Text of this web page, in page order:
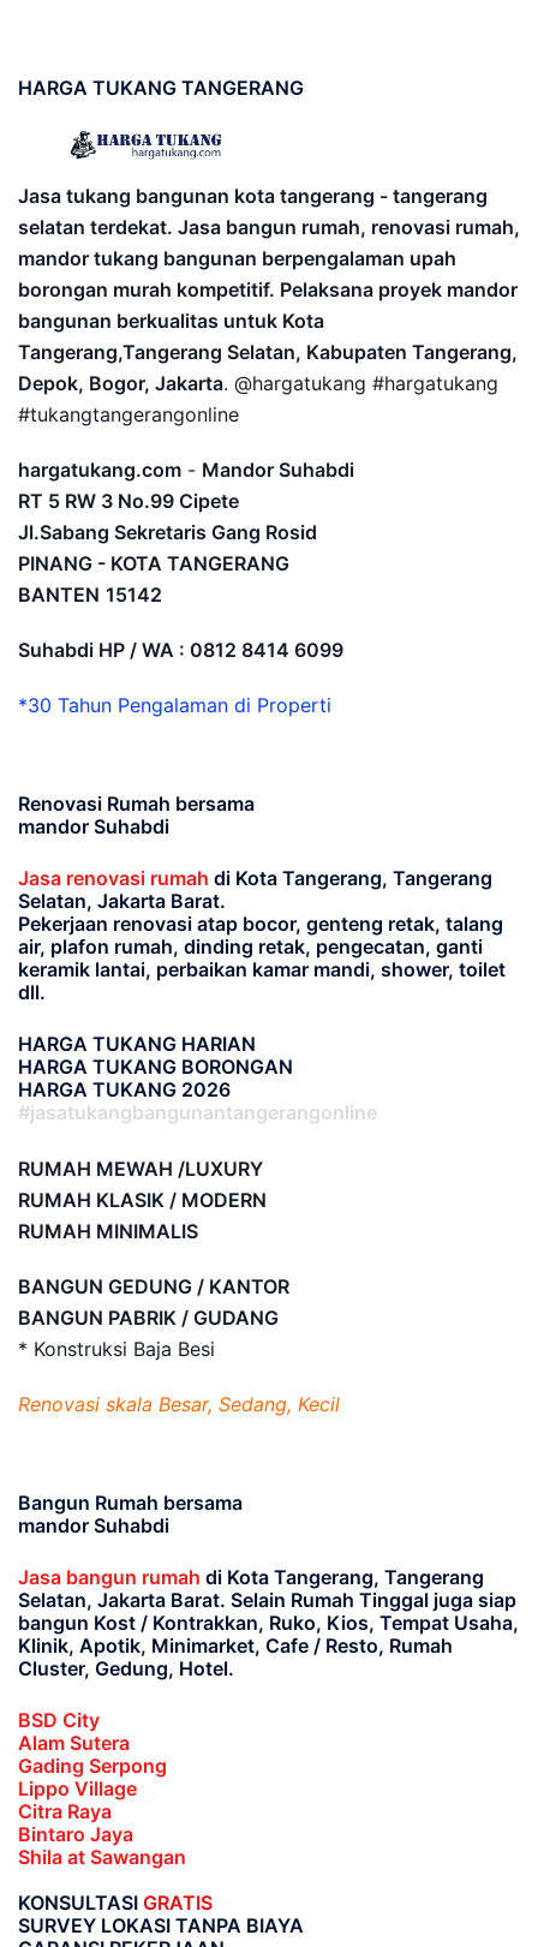
HARGA TUKANG TANGERANG
Jasa tukang bangunan kota tangerang - tangerang
selatan terdekat. Jasa bangun rumah, renovasi rumah,
mandor tukang bangunan berpengalaman upah
borongan murah kompetitif. Pelaksana proyek mandor
bangunan berkualitas untuk Kota
Tangerang,Tangerang Selatan, Kabupaten Tangerang,
Depok, Bogor, Jakarta. @hargatukang #hargatukang
#tukangtangerangonline
hargatukang.com - Mandor Suhabdi
RT 5 RW 3 No.99 Cipete
Jl.Sabang Sekretaris Gang Rosid
PINANG - KOTA TANGERANG
BANTEN 15142
Suhabdi HP / WA : 0812 8414 6099
*30 Tahun Pengalaman di Properti
Renovasi Rumah bersama
mandor Suhabdi
Jasa renovasi rumah di Kota Tangerang, Tangerang
Selatan, Jakarta Barat.
Pekerjaan renovasi atap bocor, genteng retak, talang
air, plafon rumah, dinding retak, pengecatan, ganti
keramik lantai, perbaikan kamar mandi, shower, toilet
dll.
HARGA TUKANG HARIAN
HARGA TUKANG BORONGAN
HARGA TUKANG 2026
#jasatukangbangunantangerangonline
RUMAH MEWAH /LUXURY
RUMAH KLASIK / MODERN
RUMAH MINIMALIS
BANGUN GEDUNG / KANTOR
BANGUN PABRIK / GUDANG
* Konstruksi Baja Besi
Renovasi skala Besar, Sedang, Kecil
Bangun Rumah bersama
mandor Suhabdi
Jasa bangun rumah di Kota Tangerang, Tangerang
Selatan, Jakarta Barat. Selain Rumah Tinggal juga siap
bangun Kost / Kontrakkan, Ruko, Kios, Tempat Usaha,
Klinik, Apotik, Minimarket, Cafe / Resto, Rumah
Cluster, Gedung, Hotel.
BSD City
Alam Sutera
Gading Serpong
Lippo Village
Citra Raya
Bintaro Jaya
Shila at Sawangan
KONSULTASI GRATIS
SURVEY LOKASI TANPA BIAYA